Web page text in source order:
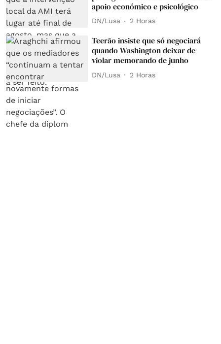
apoio económico e psicológico
DN/Lusa 2 Horas
Teerão insiste que só negociará
quando Washington deixar de
violar memorando de junho
DN/Lusa 2 Horas